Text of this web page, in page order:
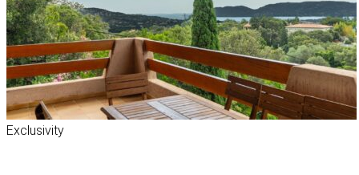
Exclusivity